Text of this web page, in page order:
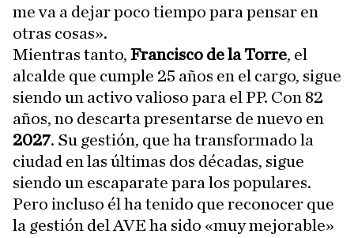
me va a dejar poco tiempo para pensar en
otras cosas».
Mientras tanto, Francisco de la Torre, el
alcalde que cumple 25 años en el cargo, sigue
siendo un activo valioso para el PP. Con 82
años, no descarta presentarse de nuevo en
2027. Su gestión, que ha transformado la
ciudad en las últimas dos décadas, sigue
siendo un escaparate para los populares.
Pero incluso él ha tenido que reconocer que
la gestión del AVE ha sido «muy mejorable»